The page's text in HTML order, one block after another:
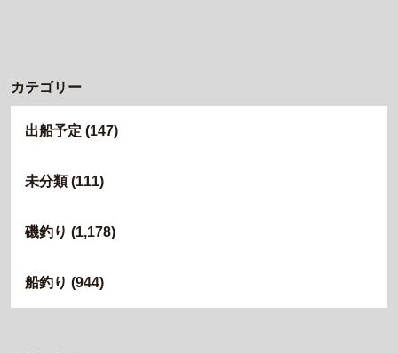
カテゴリー
出船予定 (147)
未分類(111)
磯釣り (1,178)
船釣り (944)